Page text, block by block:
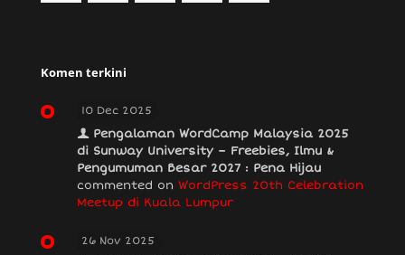
Komen terkini
10 Dec 2025
Pengalaman WordCamp Malaysia 2025
di Sunway University – Freebies, Ilmu &
Pengumuman Besar 2027 : Pena Hijau
commented on WordPress 20th Celebration
Meetup di Kuala Lumpur
26 Nov 2025